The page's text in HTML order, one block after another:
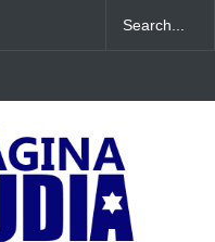
gubernamental
aterrizar en la niebla